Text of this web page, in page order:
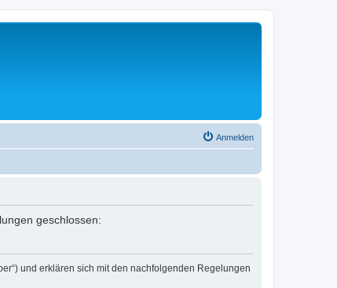
Anmelden
geschlossen:
und erklären sich mit den nachfolgenden Regelungen